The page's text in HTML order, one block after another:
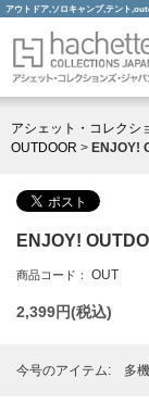
アウトドア,ソロキャンプ,テント
アシェット・コレクシ
OUTDOOR > ENJOY!
ENJOY!
商品コード： OUT
2,399円(税込)
今号のアイテム: 多